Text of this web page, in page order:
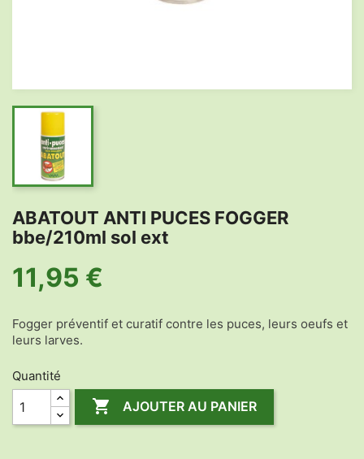
ABATOUT ANTI PUCES FOGGER
bbe/210ml sol ext
11,95 €
Fogger préventif et curatif contre les puces, leurs oeufs et
leurs larves.
Quantité
 AJOUTER AU PANIER